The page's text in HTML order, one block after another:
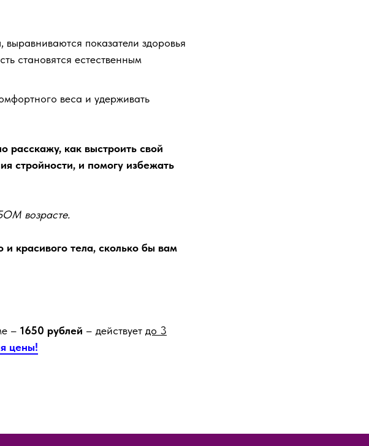
показатели здоровья
становятся естественным
веса и удерживать
расскажу, как выстроить свой
стройности, и помогу избежать
возрасте.
и красивого тела, сколько бы вам
– 1650 рублей – действует до 3
цены!